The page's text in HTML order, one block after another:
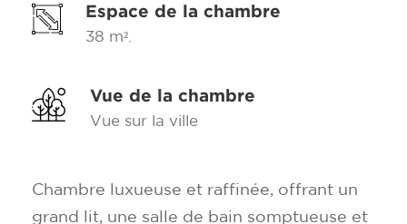
Espace de la chambre
38 m².
Vue de la chambre
Vue sur la ville
Chambre luxueuse et raffinée, offrant un
grand lit, une salle de bain somptueuse et